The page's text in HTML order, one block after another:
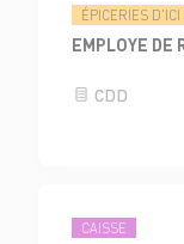
ÉPICERIES
EMPLOYE DE
CDD
CAISSE